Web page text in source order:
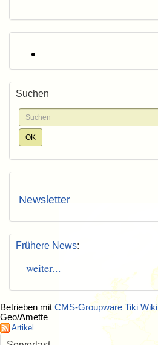
Suchen
Newsletter
Frühere News:
weiter...
Betrieben mit CMS-Groupware Tiki Wiki
Geo/Amette
Artikel